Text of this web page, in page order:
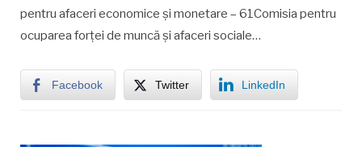
pentru afaceri economice şi monetare – 61Comisia pentru
ocuparea forţei de muncă şi afaceri sociale…
Facebook Twitter LinkedIn